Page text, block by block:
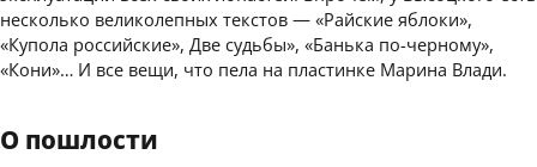
несколько великолепных текстов — «Райские яблоки»,
«Купола российские», Две судьбы», «Банька по-черному»,
«Кони»… И все вещи, что пела на пластинке Марина Влади.
О пошлости